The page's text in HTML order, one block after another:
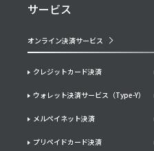
サービス
オンライン決済サービス
クレジットカード決済
メルペイネット決済
プリペイドカード決済
ウォレット決済サービス（Type-Y）